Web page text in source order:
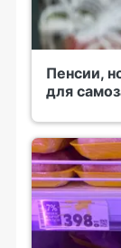
Пенсии,
для